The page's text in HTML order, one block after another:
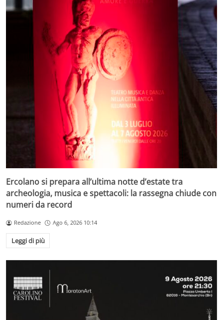
Ercolano si prepara all’ultima notte d’estate tra
archeologia, musica e spettacoli: la rassegna chiude con
numeri da record
Redazione Ago 6, 2026 10:14
Leggi di più